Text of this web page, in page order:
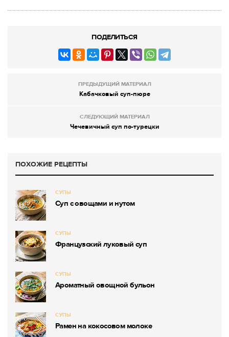
ПОДЕЛИТЬСЯ
ПРЕДЫДУЩИЙ МАТЕРИАЛ
Кабачковый суп-пюре
СЛЕДУЮЩИЙ МАТЕРИАЛ
Чечевичный суп по-турецки
ПОХОЖИЕ РЕЦЕПТЫ
СУПЫ
Суп с овощами и нутом
СУПЫ
Французский луковый суп
СУПЫ
Ароматный овощной бульон
СУПЫ
Рамен на кокосовом молоке